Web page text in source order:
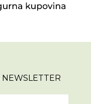
NEWSLETTER